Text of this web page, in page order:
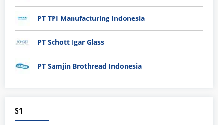
PT TPI Manufacturing Indonesia
PT Schott Igar Glass
PT Samjin Brothread Indonesia
S1